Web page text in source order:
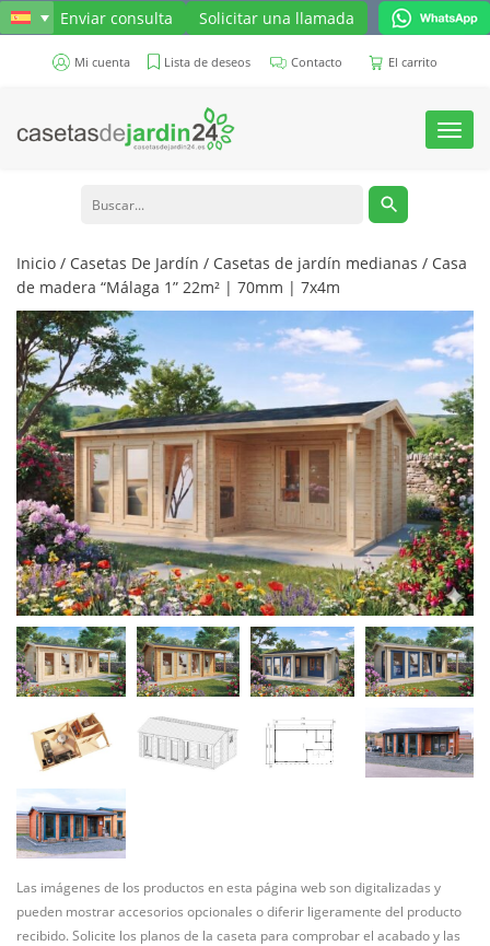
Enviar consulta Solicitar una llamada
Mi cuenta Lista de deseos Contacto El carrito
Toggle
Inicio / Casetas De Jardín / Casetas de jardín medianas / Casa
de madera “Málaga 1” 22m² | 70mm | 7x4m
Las imágenes de los productos en esta página web son digitalizadas y
pueden mostrar accesorios opcionales o diferir ligeramente del producto
recibido. Solicite los planos de la caseta para comprobar el acabado y las